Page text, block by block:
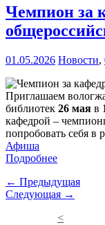
Чемпион за
01.05.2026 Новости,
Приглашаем
библиотек 26 мая в
кафедрой –
попробовать себя в
Афиша
Подробнее
← Предыдущая
Следующая →
<